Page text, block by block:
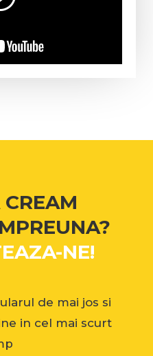
NE!
de mai jos si
in cel mai scurt